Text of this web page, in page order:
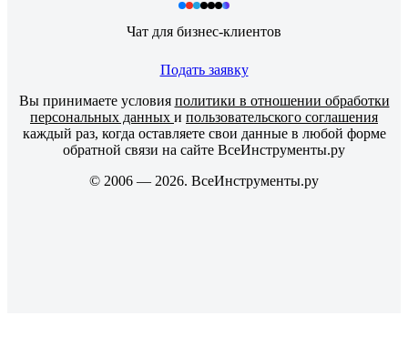
Чат для бизнес-клиентов
Подать заявку
Вы принимаете условия политики в отношении обработки
персональных данных и пользовательского соглашения
каждый раз, когда оставляете свои данные в любой форме
обратной связи на сайте ВсеИнструменты.ру
© 2006 — 2026. ВсеИнструменты.ру